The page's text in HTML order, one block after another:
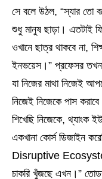
সে বলে উঠল, “স্যার তো
শুধু মানুষ ছাড়া। এতটাই
ওখানে ছাত্র থাকবে না,
ইনভয়েস।” প্রফেসর তখন
যা নিজের মাথা নিজেই
নিজেই নিজেকে পাস
শিখেছি নিজেকে, থ্যাংক
একখানা কোর্স
Disruptive
চাকরি খুঁজছে এখন।”